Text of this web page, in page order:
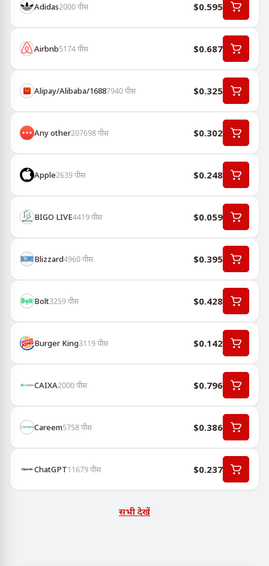
Adidas2000पीस $0.595
Airbnb5174पीस $0.687
Alipay/Alibaba/16887940पीस $0.325
Any other207698पीस $0.302
Apple2639पीस $0.248
BIGO LIVE4419पीस $0.059
Blizzard4960पीस $0.395
Bolt3259पीस $0.428
Burger King3119पीस $0.142
CAIXA2000पीस $0.796
Careem5758पीस $0.386
ChatGPT11679पीस $0.237
सभी देखें